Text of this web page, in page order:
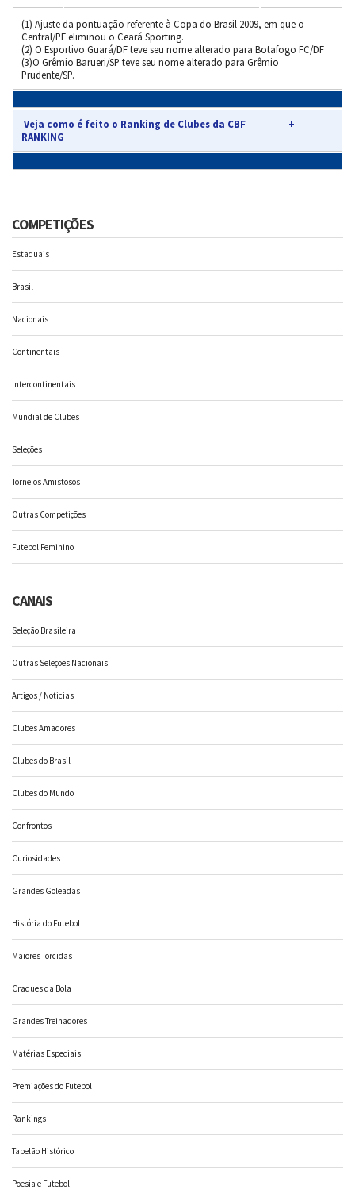
(1) Ajuste da pontuação referente à Copa do Brasil 2009, em que o
Central/PE eliminou o Ceará Sporting.
(2) O Esportivo Guará/DF teve seu nome alterado para Botafogo FC/DF
(3)O Grêmio Barueri/SP teve seu nome alterado para Grêmio
Prudente/SP.
Veja como é feito o Ranking de Clubes da CBF
+
RANKING
COMPETIÇÕES
Estaduais
Brasil
Nacionais
Continentais
Intercontinentais
Mundial de Clubes
Seleções
Torneios Amistosos
Outras Competições
Futebol Feminino
CANAIS
Seleção Brasileira
Outras Seleções Nacionais
Artigos / Noticias
Clubes Amadores
Clubes do Brasil
Clubes do Mundo
Confrontos
Curiosidades
Grandes Goleadas
História do Futebol
Maiores Torcidas
Craques da Bola
Grandes Treinadores
Matérias Especiais
Premiações do Futebol
Rankings
Tabelão Histórico
Poesia e Futebol